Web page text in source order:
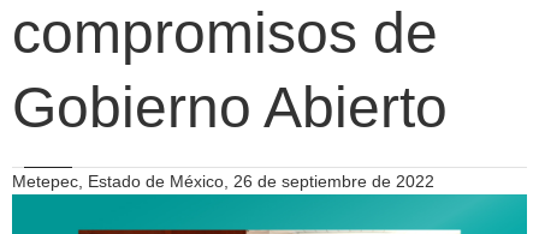
compromisos de
Gobierno Abierto
Metepec, Estado de México, 26 de septiembre de 2022